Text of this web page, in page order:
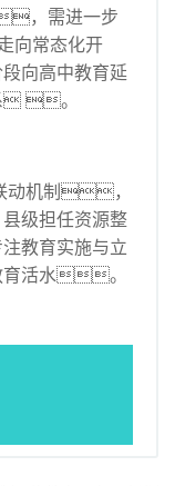
，需进一步
向常态化开
向高中教育延
 。
动机制，
级担任资源整
教育实施与立
活水。